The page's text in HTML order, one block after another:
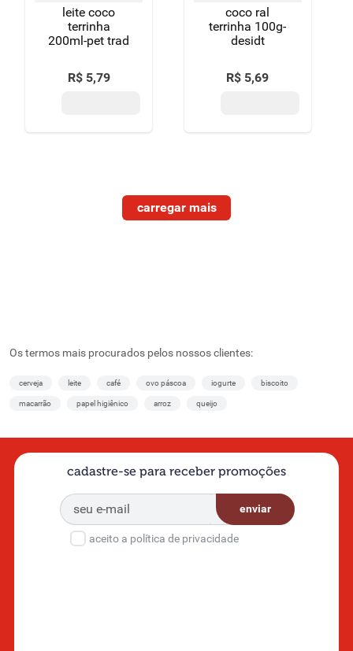
leite coco
terrinha
200ml-pet trad
R$ 5,79
coco ral
terrinha 100g-
desidt
R$ 5,69
Os termos mais procurados pelos nossos clientes:
cerveja leite café ovo páscoa iogurte biscoito
macarrão papel higiênico arroz queijo
cadastre-se para receber promoções
enviar
aceito a política de privacidade